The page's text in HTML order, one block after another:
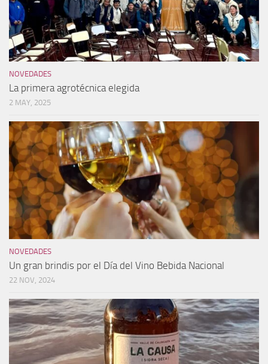
NOVEDADES
La primera agrotécnica elegida
2 MAY, 2025
NOVEDADES
Un gran brindis por el Día del Vino Bebida Nacional
22 NOV, 2024